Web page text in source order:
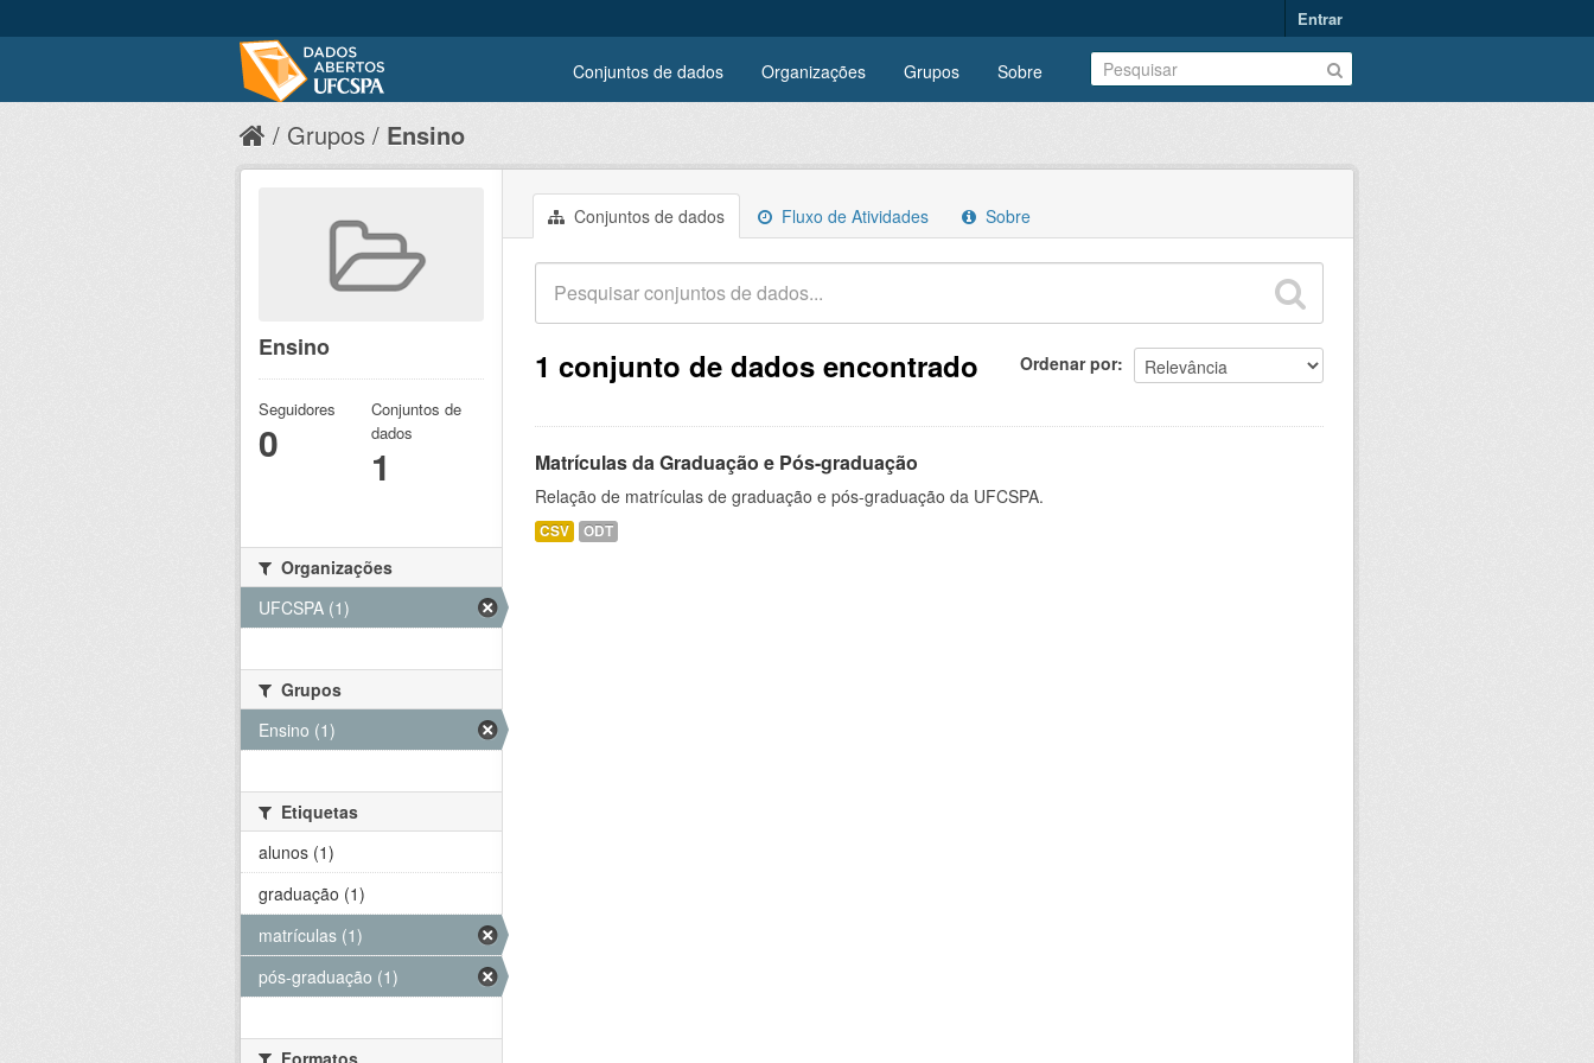
Entrar
Conjuntos de dados Organizações Grupos Sobre
Grupos Ensino
Conjuntos de dados Fluxo de Atividades Sobre
Ordenar por
1 conjunto de dados encontrado
Matrículas da Graduação e Pós-graduação
Relação de matrículas de graduação e pós-graduação da UFCSPA.
CSV ODT
Ensino
Seguidores
0
Conjuntos de
dados
1
Organizações
UFCSPA (1)
Grupos
Ensino (1)
Etiquetas
alunos (1)
graduação (1)
matrículas (1)
pós-graduação (1)